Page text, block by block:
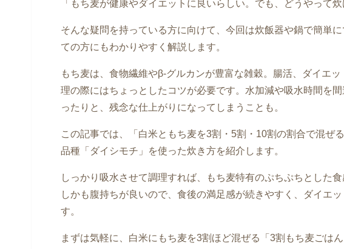
「もち麦が健康やダイエットに良いらしい。でも、どうやって炊
そんな疑問を持っている方に向けて、今回は炊飯器や鍋で簡単
ての方にもわかりやすく解説します。
もち麦は、食物繊維やβ-グルカンが豊富な雑穀。腸活、ダイエ
理の際にはちょっとしたコツが必要です。水加減や吸水時間を
ったりと、残念な仕上がりになってしまうことも。
この記事では、「白米ともち麦を3割・5割・10割の割合で混ぜ
品種「ダイシモチ」を使った炊き方を紹介します。
しっかり吸水させて調理すれば、もち麦特有のぷちぷちとした
しかも腹持ちが良いので、食後の満足感が続きやすく、ダイエ
す。
まずは気軽に、白米にもち麦を3割ほど混ぜる「3割もち麦ごは